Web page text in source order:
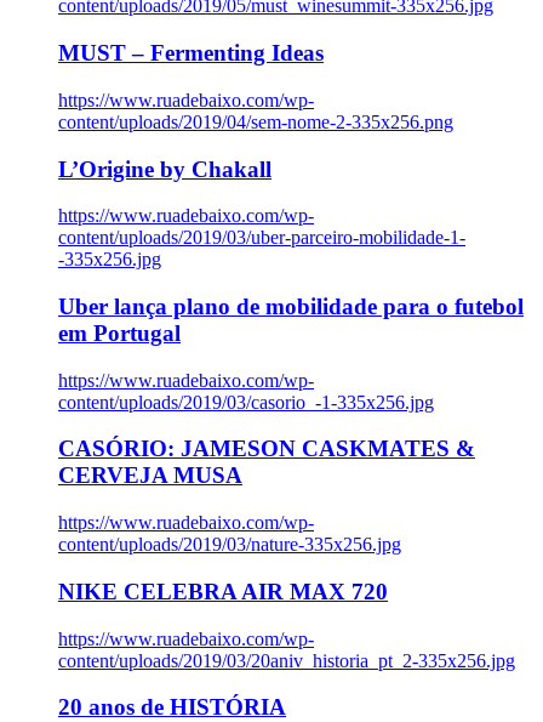
content/uploads/2019/05/must_winesummit-335x256.jpg
MUST – Fermenting Ideas
https://www.ruadebaixo.com/wp-
content/uploads/2019/04/sem-nome-2-335x256.png
L’Origine by Chakall
https://www.ruadebaixo.com/wp-
content/uploads/2019/03/uber-parceiro-mobilidade-1-
-335x256.jpg
Uber lança plano de mobilidade para o futebol
em Portugal
https://www.ruadebaixo.com/wp-
content/uploads/2019/03/casorio_-1-335x256.jpg
CASÓRIO: JAMESON CASKMATES &
CERVEJA MUSA
https://www.ruadebaixo.com/wp-
content/uploads/2019/03/nature-335x256.jpg
NIKE CELEBRA AIR MAX 720
https://www.ruadebaixo.com/wp-
content/uploads/2019/03/20aniv_historia_pt_2-335x256.jpg
20 anos de HISTÓRIA